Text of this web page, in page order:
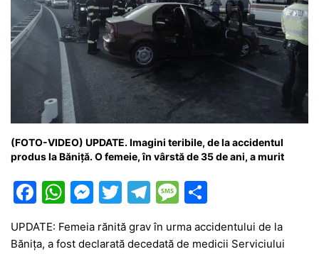
(FOTO-VIDEO) UPDATE. Imagini teribile, de la accidentul
produs la Băniță. O femeie, în vârstă de 35 de ani, a murit
F
c
W
at
M
s
T
itt
T
el
e
M
s
ar
ta
UPDATE: Femeia rănită grav în urma accidentului de la
Bănița, a fost declarată decedată de medicii Serviciului